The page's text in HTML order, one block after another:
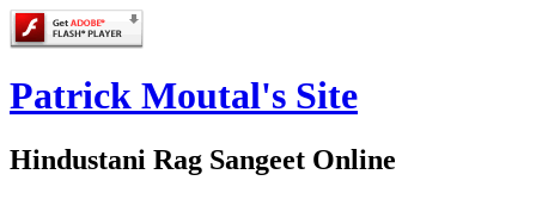
Patrick Moutal's Site
Hindustani Rag Sangeet Online